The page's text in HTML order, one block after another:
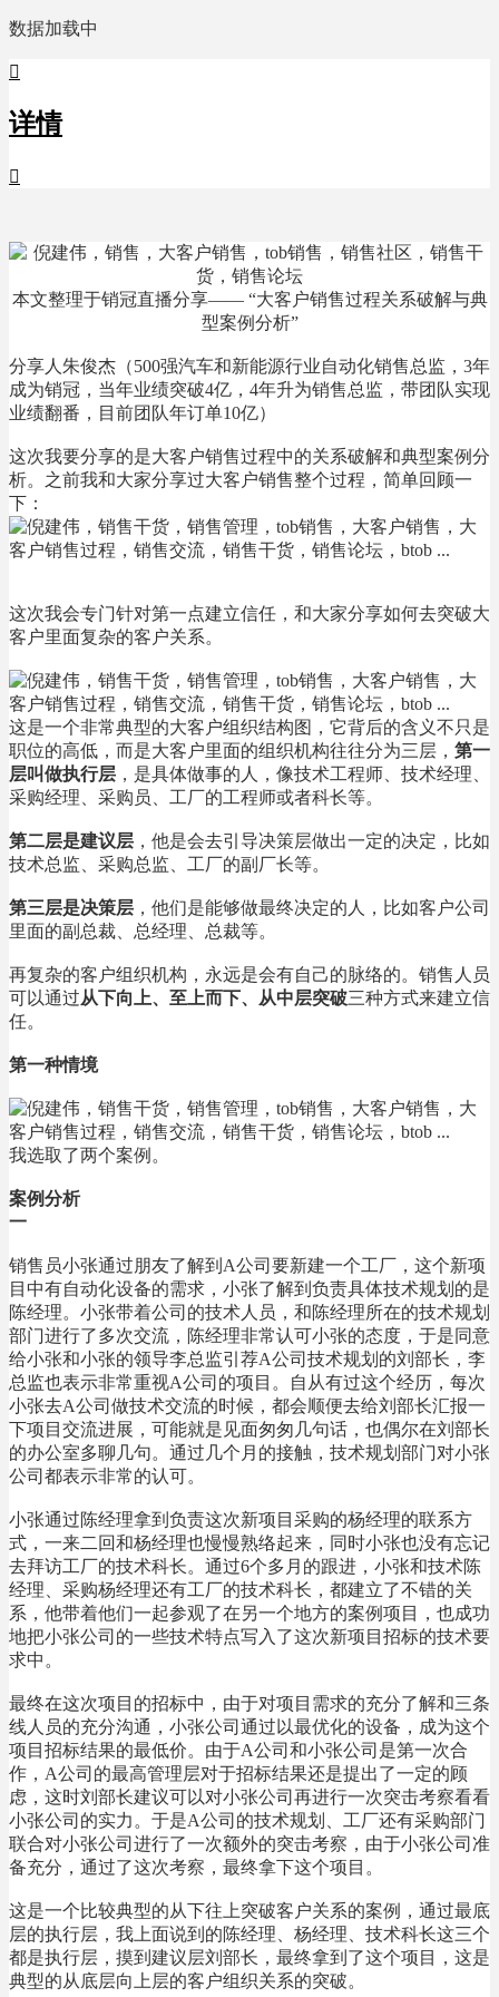
数据加载中

详情

本文整理于销冠直播分享—— “大客户销售过程关系破解与典
型案例分析”
分享人朱俊杰（500强汽车和新能源行业自动化销售总监，3年
成为销冠，当年业绩突破4亿，4年升为销售总监，带团队实现
业绩翻番，目前团队年订单10亿）
这次我要分享的是大客户销售过程中的关系破解和典型案例分
析。之前我和大家分享过大客户销售整个过程，简单回顾一
下：
这次我会专门针对第一点建立信任，和大家分享如何去突破大
客户里面复杂的客户关系。
这是一个非常典型的大客户组织结构图，它背后的含义不只是
职位的高低，而是大客户里面的组织机构往往分为三层， 第一
层叫做执行层 ，是具体做事的人，像技术工程师、技术经理、
采购经理、采购员、工厂的工程师或者科长等。
第二层是建议层 ，他是会去引导决策层做出一定的决定，比如
技术总监、采购总监、工厂的副厂长等。
第三层是决策层 ，他们是能够做最终决定的人，比如客户公司
里面的副总裁、总经理、总裁等。
再复杂的客户组织机构，永远是会有自己的脉络的。销售人员
可以通过从下向上、至上而下、从中层突破三种方式来建立信
任。
第一种情境
我选取了两个案例。
案例分析
一
销售员小张通过朋友了解到A公司要新建一个工厂，这个新项
目中有自动化设备的需求，小张了解到负责具体技术规划的是
陈经理。小张带着公司的技术人员，和陈经理所在的技术规划
部门进行了多次交流，陈经理非常认可小张的态度，于是同意
给小张和小张的领导李总监引荐A公司技术规划的刘部长，李
总监也表示非常重视A公司的项目。自从有过这个经历，每次
小张去A公司做技术交流的时候，都会顺便去给刘部长汇报一
下项目交流进展，可能就是见面匆匆几句话，也偶尔在刘部长
的办公室多聊几句。通过几个月的接触，技术规划部门对小张
公司都表示非常的认可。
小张通过陈经理拿到负责这次新项目采购的杨经理的联系方
式，一来二回和杨经理也慢慢熟络起来，同时小张也没有忘记
去拜访工厂的技术科长。通过6个多月的跟进，小张和技术陈
经理、采购杨经理还有工厂的技术科长，都建立了不错的关
系，他带着他们一起参观了在另一个地方的案例项目，也成功
地把小张公司的一些技术特点写入了这次新项目招标的技术要
求中。
最终在这次项目的招标中，由于对项目需求的充分了解和三条
线人员的充分沟通，小张公司通过以最优化的设备，成为这个
项目招标结果的最低价。由于A公司和小张公司是第一次合
作，A公司的最高管理层对于招标结果还是提出了一定的顾
虑，这时刘部长建议可以对小张公司再进行一次突击考察看看
小张公司的实力。于是A公司的技术规划、工厂还有采购部门
联合对小张公司进行了一次额外的突击考察，由于小张公司准
备充分，通过了这次考察，最终拿下这个项目。
这是一个比较典型的从下往上突破客户关系的案例，通过最底
层的执行层，我上面说到的陈经理、杨经理、技术科长这三个
都是执行层，摸到建议层刘部长，最终拿到了这个项目，这是
典型的从底层向上层的客户组织关系的突破。